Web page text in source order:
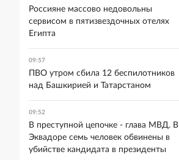
Россияне массово недовольны
сервисом в пятизвездочных отелях
Египта
09:57
ПВО утром сбила 12 беспилотников
над Башкирией и Татарстаном
09:52
В преступной цепочке - глава МВД. В
Эквадоре семь человек обвинены в
убийстве кандидата в президенты